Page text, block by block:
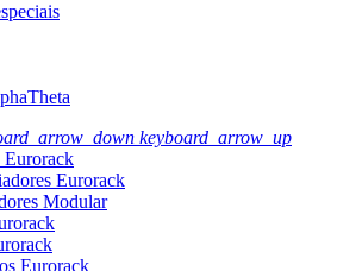
keyboard_arrow_up
Eurorack
Modular
Eurorack